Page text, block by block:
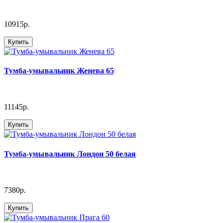
10915р.
Купить
Тумба-умывальник Женева 65
11145р.
Купить
Тумба-умывальник Лондон 50 белая
7380р.
Купить